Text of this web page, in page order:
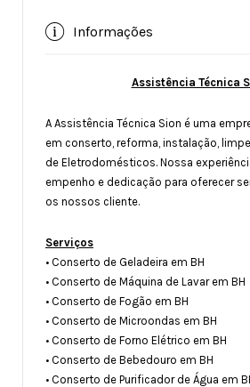
Informações
Assistência Técnica
A Assistência Técnica Sion é uma
em conserto, reforma, instalação,
de Eletrodomésticos. Nossa
empenho e dedicação para oferecer
os nossos cliente.
Serviços
• Conserto de Geladeira em BH
• Conserto de Máquina de Lavar em BH
• Conserto de Fogão em BH
• Conserto de Microondas em BH
• Conserto de Forno Elétrico em BH
• Conserto de Bebedouro em BH
• Conserto de Purificador de Água em